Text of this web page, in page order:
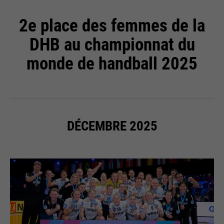
2e place des femmes de la
DHB au championnat du
monde de handball 2025
DÉCEMBRE 2025